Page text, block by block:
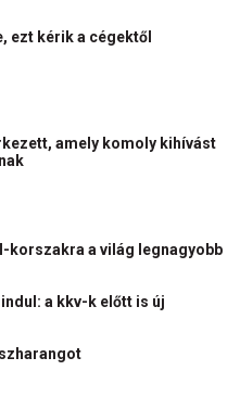
ezt kérik a cégektől
amely komoly kihívást
korszakra a világ legnagyobb
a kkv-k előtt is új